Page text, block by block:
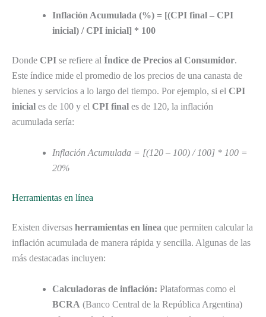
Inflación Acumulada (%) = [(CPI final – CPI
inicial) / CPI inicial] * 100
Donde CPI se refiere al Índice de Precios al Consumidor.
Este índice mide el promedio de los precios de una canasta de
bienes y servicios a lo largo del tiempo. Por ejemplo, si el CPI
inicial es de 100 y el CPI final es de 120, la inflación
acumulada sería:
Inflación Acumulada = [(120 – 100) / 100] * 100 =
20%
Herramientas en línea
Existen diversas herramientas en línea que permiten calcular la
inflación acumulada de manera rápida y sencilla. Algunas de las
más destacadas incluyen:
Calculadoras de inflación: Plataformas como el
BCRA (Banco Central de la República Argentina)